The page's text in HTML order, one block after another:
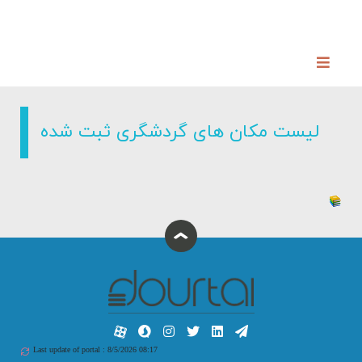
لیست مکان های گردشگری ثبت شده
Last update of portal : 8/5/2026 08:17